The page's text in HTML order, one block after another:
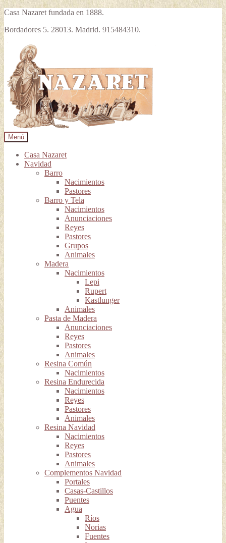
Casa Nazaret fundada en 1888.
Bordadores 5. 28013. Madrid. 915484310.
la
navegación
contenido
Menú
Casa Nazaret
Navidad
Barro
Nacimientos
Pastores
Barro y Tela
Nacimientos
Anunciaciones
Reyes
Pastores
Grupos
Animales
Madera
Nacimientos
Lepi
Rupert
Kastlunger
Animales
Pasta de Madera
Anunciaciones
Reyes
Pastores
Animales
Resina Común
Nacimientos
Resina Endurecida
Nacimientos
Reyes
Pastores
Animales
Resina Navidad
Nacimientos
Reyes
Pastores
Animales
Complementos Navidad
Portales
Casas-Castillos
Puentes
Agua
Ríos
Norias
Fuentes